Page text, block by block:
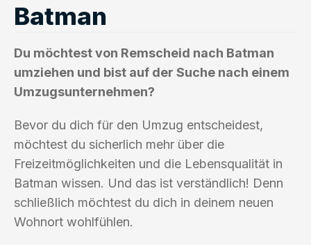
Batman
Du möchtest von Remscheid nach Batman
umziehen und bist auf der Suche nach einem
Umzugsunternehmen?
Bevor du dich für den Umzug entscheidest,
möchtest du sicherlich mehr über die
Freizeitmöglichkeiten und die Lebensqualität in
Batman wissen. Und das ist verständlich! Denn
schließlich möchtest du dich in deinem neuen
Wohnort wohlfühlen.